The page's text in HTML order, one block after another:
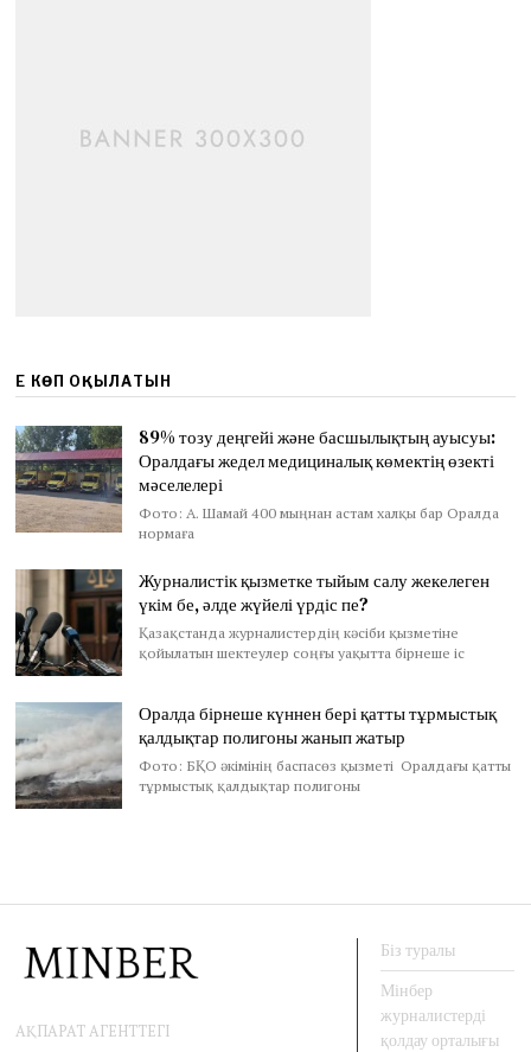
ЕҢ КӨП ОҚЫЛАТЫН
89% тозу деңгейі және басшылықтың ауысуы:
Оралдағы жедел медициналық көмектің өзекті
мәселелері
Фото: А. Шамай 400 мыңнан астам халқы бар Оралда
нормаға
Журналистік қызметке тыйым салу жекелеген
үкім бе, әлде жүйелі үрдіс пе?
Қазақстанда журналистердің кәсіби қызметіне
қойылатын шектеулер соңғы уақытта бірнеше іс
Оралда бірнеше күннен бері қатты тұрмыстық
қалдықтар полигоны жанып жатыр
Фото: БҚО әкімінің баспасөз қызметі Оралдағы қатты
тұрмыстық қалдықтар полигоны
АҚПАРАТ АГЕНТТЕГІ
Біз туралы
Мінбер
журналистерді
қолдау орталығы